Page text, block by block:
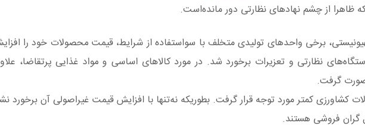
رژیم صهیونیستی، برخی واحدهای تولیدی متخلف با سواستفاده از شرایط، قیمت محصولات خود را
نظارتی و تعزیرات برخورد شد. در مورد کالاهای اساسی و مواد غذایی پرتقاضا،
گرفت.
کشاورزی کمتر مورد توجه قرار گرفت. بطوریکه نه‌تنها با افزایش قیمت غیراصولی آن برخورد
فروشی هستند.